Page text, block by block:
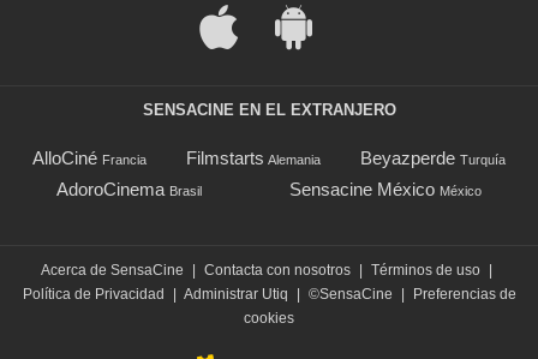
SENSACINE EN EL EXTRANJERO
AlloCiné Francia Filmstarts Alemania Beyazperde Turquía
AdoroCinema Brasil Sensacine México México
Acerca de SensaCine | Contacta con nosotros | Términos de uso |
Política de Privacidad
| Administrar Utiq | ©SensaCine |
Preferencias de
cookies